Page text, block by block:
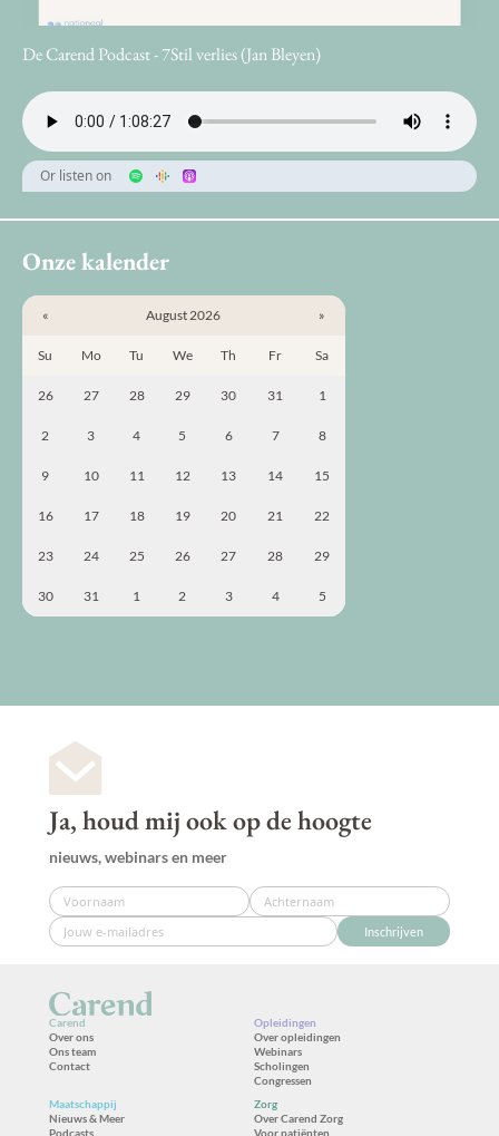
De Carend Podcast - 7Stil verlies (Jan Bleyen)
Or listen on
Onze kalender
« August 2026 »
Su Mo Tu We Th Fr Sa
26 27 28 29 30 31 1
2 3 4 5 6 7 8
9 10 11 12 13 14 15
16 17 18 19 20 21 22
23 24 25 26 27 28 29
30 31 1 2 3 4 5
Ja, houd mij ook op de hoogte
nieuws, webinars en meer
Inschrijven
Carend
Over ons
Ons team
Contact
Opleidingen
Over opleidingen
Webinars
Scholingen
Congressen
Maatschappij
Nieuws & Meer
Podcasts
Zorg
Over Carend Zorg
Voor patiënten